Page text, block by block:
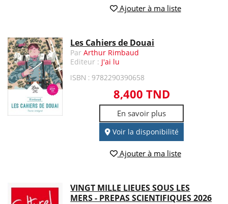
Ajouter à ma liste
Les Cahiers de Douai
ParArthur Rimbaud
Editeur : J'ai lu
ISBN : 9782290390658
8,400 TND
En savoir plus
Voir la disponibilité
Ajouter à ma liste
VINGT MILLE LIEUES SOUS LES
MERS - PREPAS SCIENTIFIQUES 2026